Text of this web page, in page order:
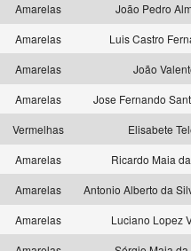
Amarelas
João Pedro
Amarelas
Luis Castro
Amarelas
João
Amarelas
Jose Fernando
Vermelhas
Elisabete
Amarelas
Ricardo Maia
Amarelas
Antonio Alberto da
Amarelas
Luciano Lopez